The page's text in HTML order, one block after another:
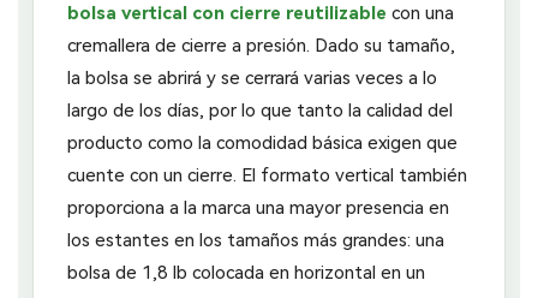
bolsa vertical con cierre reutilizable con una
cremallera de cierre a presión. Dado su tamaño,
la bolsa se abrirá y se cerrará varias veces a lo
largo de los días, por lo que tanto la calidad del
producto como la comodidad básica exigen que
cuente con un cierre. El formato vertical también
proporciona a la marca una mayor presencia en
los estantes en los tamaños más grandes: una
bolsa de 1,8 lb colocada en horizontal en un